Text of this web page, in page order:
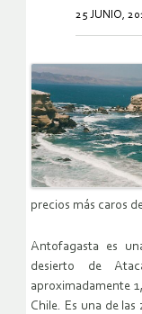
25 JUNIO,
precios más caros
Antofagasta es
desierto de
aproximadamente
Chile. Es una de